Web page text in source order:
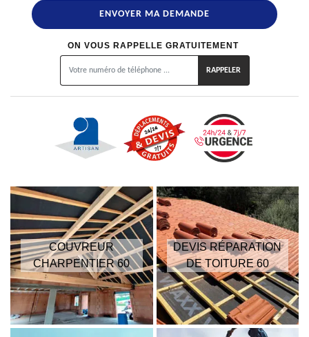
ON VOUS RAPPELLE GRATUITEMENT
COUVREUR
CHARPENTIER 60
DEVIS RÉPARATION
DE TOITURE 60